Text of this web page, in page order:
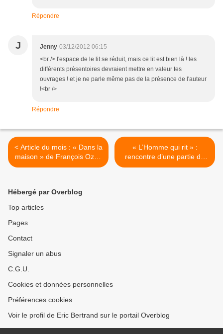
Répondre
J Jenny 03/12/2012 06:15
<br /> l'espace de le lit se réduit, mais ce lit est bien là ! les
différents présentoires devraient mettre en valeur tes
ouvrages ! et je ne parle même pas de la présence de l'auteur
!<br />
Répondre
< Article du mois : « Dans la
maison » de François Ozon
: écrivain et lecteur en huis
« L’Homme qui rit » :
rencontre d’une partie de
l’équipe de tournage (1/9) >
Hébergé par Overblog
Top articles
Pages
Contact
Signaler un abus
C.G.U.
Cookies et données personnelles
Préférences cookies
Voir le profil de Eric Bertrand sur le portail Overblog